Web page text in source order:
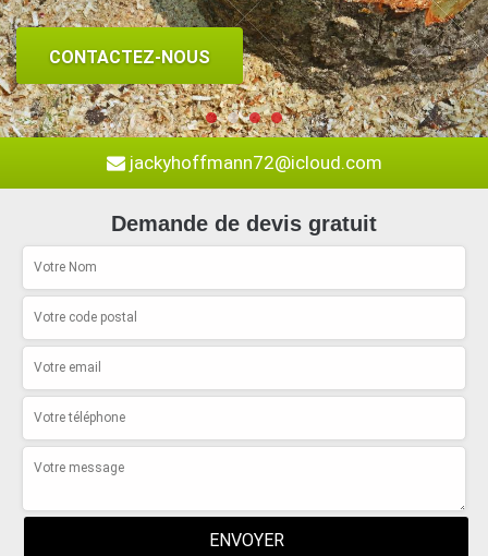
CONTACTEZ-NOUS
jackyhoffmann72@icloud.com
Demande de devis gratuit